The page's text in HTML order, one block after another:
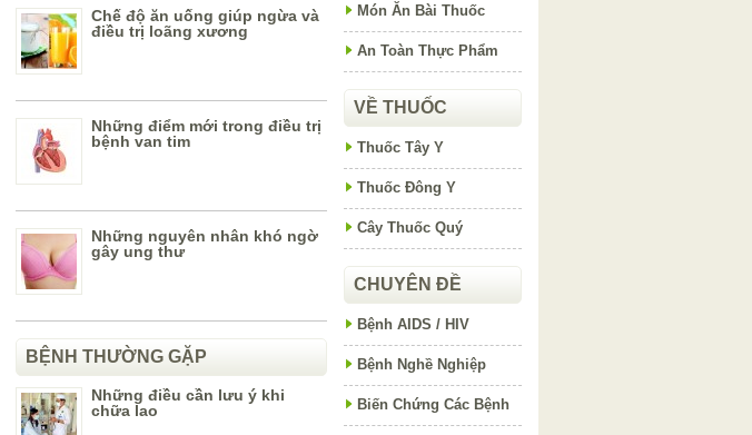
Chế độ ăn uống giúp ngừa và
điều trị loãng xương
Những điểm mới trong điều trị
bệnh van tim
Những nguyên nhân khó ngờ
gây ung thư
BỆNH THƯỜNG GẶP
Những điều cần lưu ý khi
chữa lao
Món Ăn Bài Thuốc
An Toàn Thực Phẩm
VỀ THUỐC
Thuốc Tây Y
Thuốc Đông Y
Cây Thuốc Quý
CHUYÊN ĐỀ
Bệnh AIDS / HIV
Bệnh Nghề Nghiệp
Biến Chứng Các Bệnh